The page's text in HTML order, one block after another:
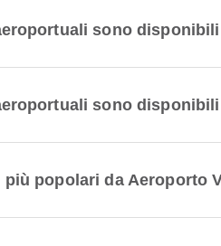
sono
sono
popolari da Aeroporto